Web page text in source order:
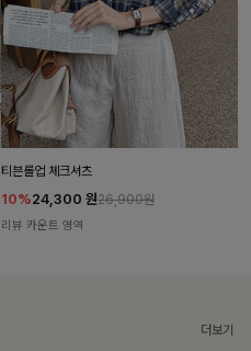
티븐롤업 체크셔츠
10%24,300 원26,900원
리뷰 카운트 영역
더보기